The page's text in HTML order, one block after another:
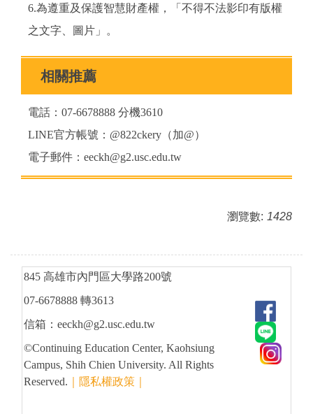
6.為遵重及保護智慧財產權，「不得不法影印有版權
之文字、圖片」。
相關推薦
電話：07-6678888 分機3610
LINE官方帳號：@822ckery（加@）
電子郵件：eeckh@g2.usc.edu.tw
瀏覽數: 1428
845 高雄市內門區大學路200號
07-6678888 轉3613
信箱：eeckh@g2.usc.edu.tw
©Continuing Education Center, Kaohsiung
Campus, Shih Chien University. All Rights
Reserved. ｜隱私權政策｜